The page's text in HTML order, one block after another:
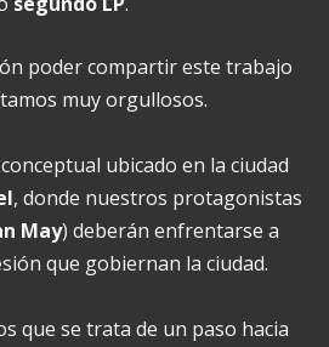
poder compartir este trabajo
muy orgullosos.
ubicado en la ciudad
, donde nuestros protagonistas
May) deberán enfrentarse a
que gobiernan la ciudad.
que se trata de un paso hacia